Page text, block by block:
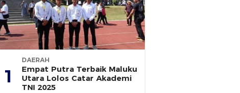
1
DAERAH
Empat Putra Terbaik Maluku
Utara Lolos Catar Akademi
TNI 2025